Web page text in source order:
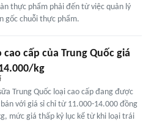
thực phẩm phải đến từ việc quản lý
gốc chuỗi thực phẩm.
cao cấp của Trung Quốc giá
kg
Trung Quốc loại cao cấp đang được
với giá sỉ chỉ từ 11.000-14.000 đồng
mức giá thấp kỷ lục kể từ khi loại trái